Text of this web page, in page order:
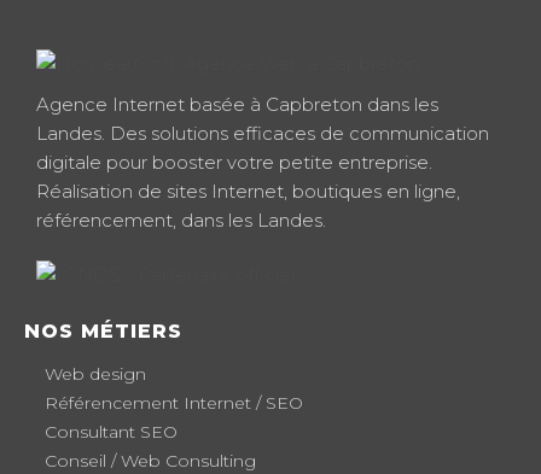
Agence Internet basée à Capbreton dans les
Landes. Des solutions efficaces de communication
digitale pour booster votre petite entreprise.
Réalisation de sites Internet, boutiques en ligne,
référencement, dans les Landes.
NOS MÉTIERS
Web design
Référencement Internet / SEO
Consultant SEO
Conseil / Web Consulting